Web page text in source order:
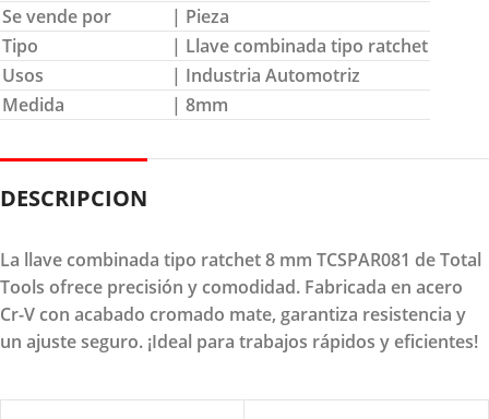
Se vende por
| Pieza
Tipo
| Llave combinada tipo ratchet
Usos
| Industria Automotriz
Medida
| 8mm
DESCRIPCION
La llave combinada tipo ratchet 8 mm TCSPAR081 de Total
Tools ofrece precisión y comodidad. Fabricada en acero
Cr-V con acabado cromado mate, garantiza resistencia y
un ajuste seguro. ¡Ideal para trabajos rápidos y eficientes!